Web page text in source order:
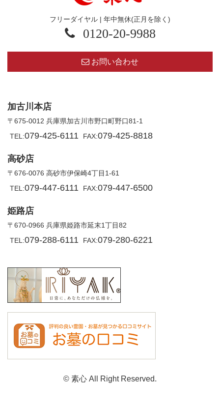
フリーダイヤル | 年中無休(正月を除く)
0120-20-9988
お問い合わせ
加古川本店
〒675-0012 兵庫県加古川市野口町野口81-1
TEL:079-425-6111 FAX:079-425-8818
高砂店
〒676-0076 高砂市伊保崎4丁目1-61
TEL:079-447-6111 FAX:079-447-6500
姫路店
〒670-0966 兵庫県姫路市延末1丁目82
TEL:079-288-6111 FAX:079-280-6221
© 素心 All Right Reserved.